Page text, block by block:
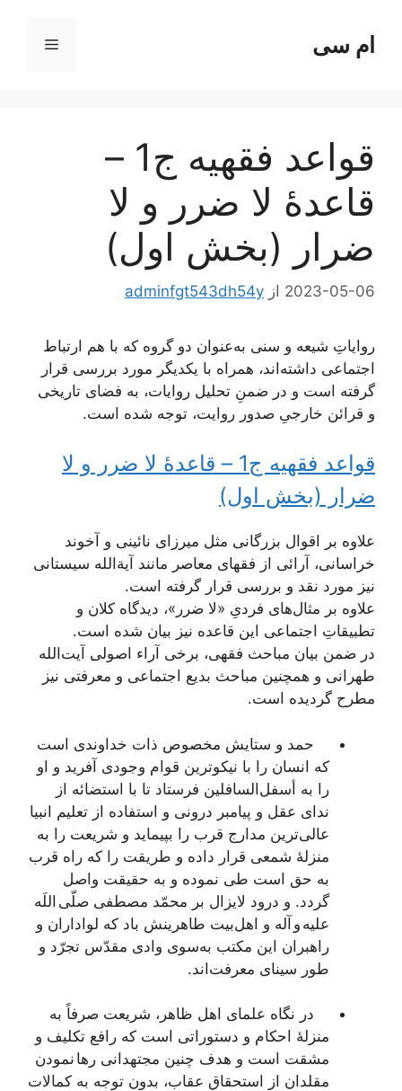
محتواام سی فهرست
قواعد فقهیه ج1 –
قاعدۀ لا ضرر و لا
ضرار (بخش اول)
2023-05-06 از adminfgt543dh54y
روایاتِ شیعه و سنی به‌عنوان دو گروه که با هم ارتباط
اجتماعی داشته‌‌اند، همراه با یکدیگر مورد بررسی قرار
گرفته است و در ضمنِ تحلیل روایات، به فضای تاریخی
و قرائن خارجیِ صدور روایت، توجه شده است.
قواعد فقهیه ج1 – قاعدۀ لا ضرر و لا
ضرار (بخش اول)
علاوه بر اقوال بزرگانی مثل میرزای نائینی و آخوند
خراسانی، آرائی از فقهای معاصر مانند آیةالله سیستانی
نیز مورد نقد و بررسی قرار گرفته است.
علاوه بر مثال‌های فردیِ «لا ضرر»، دیدگاه کلان و
تطبیقاتِ اجتماعی این قاعده نیز بیان شده است.
در ضمن بیان مباحث فقهی، برخی آراء اصولی‌‌ِ آیت‌الله
طهرانی و همچنین مباحث بدیع اجتماعی و معرفتی نیز
مطرح گردیده است.
حمد و ستایش مخصوص ذات خداوندی است
که انسان را با نیکوترین قوام وجودی آفرید و او
را به أسفل‌السافلین فرستاد تا با استضائه از
ندای عقل و پیامبر درونی و استفاده از تعلیم انبیا
عالی‌ترین مدارج قرب را بپیماید و شریعت را به
منزلۀ شمعی قرار داده و طریقت را که راه قرب
به حق است طی نموده و به حقیقت واصل
گردد. و درود لایزال بر محمّد مصطفی صلّی اللَه
علیه و آله و اهل‌بیت طاهرینش باد که لواداران و
راهبران این مکتب به‌سوی وادی مقدّس تجرّد و
طور سینای معرفت‌اند.
در نگاه علمای اهل ظاهر، شریعت صرفاً به
منزلۀ احکام و دستوراتی است که رافع تکلیف و
مشقت است و هدف چنین مجتهدانی رها نمودن
مقلدان از استحقاق عقاب، بدون توجه به کمالات